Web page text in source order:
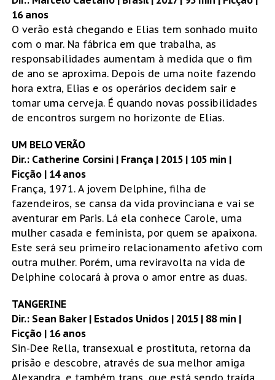
16 anos
O verão está chegando e Elias tem sonhado muito
com o mar. Na fábrica em que trabalha, as
responsabilidades aumentam à medida que o fim
de ano se aproxima. Depois de uma noite fazendo
hora extra, Elias e os operários decidem sair e
tomar uma cerveja. É quando novas possibilidades
de encontros surgem no horizonte de Elias.
UM BELO VERÃO
Dir.: Catherine Corsini | França | 2015 | 105 min |
Ficção | 14 anos
França, 1971. A jovem Delphine, filha de
fazendeiros, se cansa da vida provinciana e vai se
aventurar em Paris. Lá ela conhece Carole, uma
mulher casada e feminista, por quem se apaixona.
Este será seu primeiro relacionamento afetivo com
outra mulher. Porém, uma reviravolta na vida de
Delphine colocará à prova o amor entre as duas.
TANGERINE
Dir.: Sean Baker | Estados Unidos | 2015 | 88 min |
Ficção | 16 anos
Sin-Dee Rella, transexual e prostituta, retorna da
prisão e descobre, através de sua melhor amiga
Alexandra, e também trans, que está sendo traída